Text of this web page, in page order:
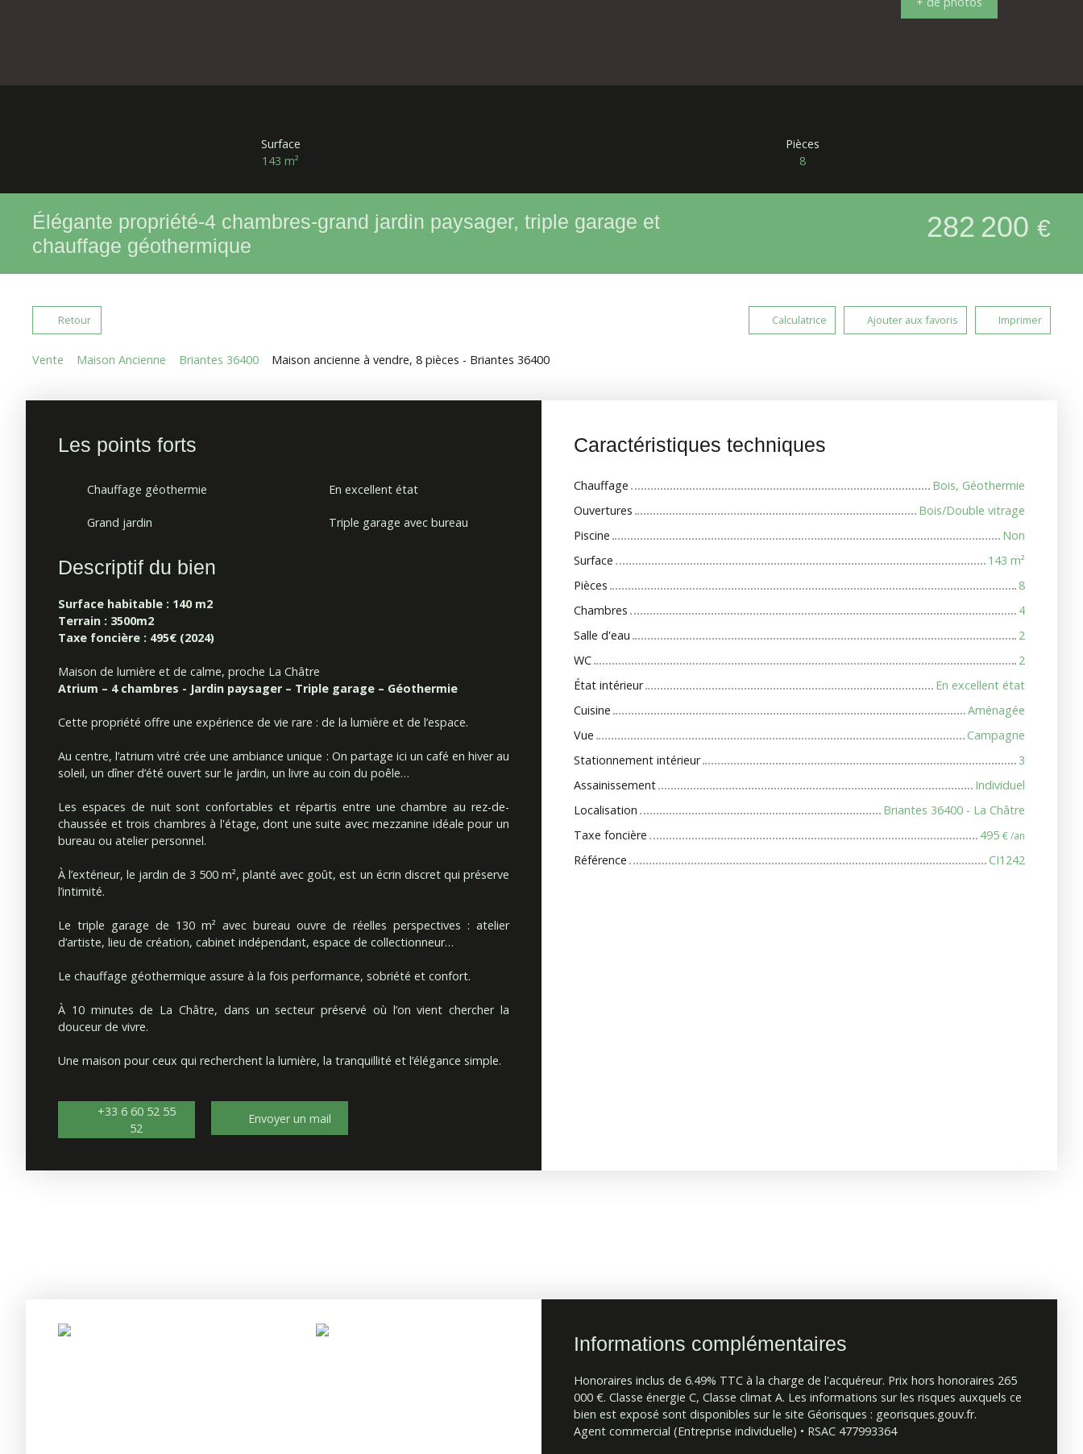
Surface
143m²
Pièces
8
Élégante propriété-4 chambres-grand jardin paysager, triple garage et
chauffage géothermique
282 200 €
Retour Calculatrice Ajouter aux favoris Imprimer
Vente Maison Ancienne Briantes 36400 Maison ancienne à vendre, 8 pièces - Briantes 36400
Les points forts
Chauffage géothermie En excellent état
Grand jardin Triple garage avec bureau
Descriptif du bien
Surface habitable : 140 m2
Terrain : 3500m2
Taxe foncière : 495€ (2024)
Maison de lumière et de calme, proche La Châtre
Atrium – 4 chambres - Jardin paysager – Triple garage – Géothermie
Cette propriété offre une expérience de vie rare : de la lumière et de l’espace.
Au centre, l’atrium vitré crée une ambiance unique : On partage ici un café en hiver au
soleil, un dîner d’été ouvert sur le jardin, un livre au coin du poêle…
Les espaces de nuit sont confortables et répartis entre une chambre au rez-de-
chaussée et trois chambres à l'étage, dont une suite avec mezzanine idéale pour un
bureau ou atelier personnel.
À l’extérieur, le jardin de 3 500 m², planté avec goût, est un écrin discret qui préserve
l’intimité.
Le triple garage de 130 m² avec bureau ouvre de réelles perspectives : atelier
d’artiste, lieu de création, cabinet indépendant, espace de collectionneur…
Le chauffage géothermique assure à la fois performance, sobriété et confort.
À 10 minutes de La Châtre, dans un secteur préservé où l’on vient chercher la
douceur de vivre.
Une maison pour ceux qui recherchent la lumière, la tranquillité et l’élégance simple.
+33 6 60 52 55
52
Envoyer un mail
Caractéristiques techniques
Chauffage
Bois, Géothermie
Ouvertures
Bois/Double vitrage
Piscine
Non
Surface
143 m²
Pièces
8
Chambres
4
Salle d'eau
2
WC
2
État intérieur
En excellent état
Cuisine
Aménagée
Vue
Campagne
Stationnement intérieur
3
Assainissement
Individuel
Localisation
Briantes 36400 - La Châtre
Taxe foncière
495 € /an
Référence CI1242
Informations complémentaires
Honoraires inclus de 6.49% TTC à la charge de l'acquéreur. Prix hors honoraires 265
000 €. Classe énergie C, Classe climat A. Les informations sur les risques auxquels ce
bien est exposé sont disponibles sur le site Géorisques : georisques.gouv.fr.
Agent commercial (Entreprise individuelle) • RSAC 477993364